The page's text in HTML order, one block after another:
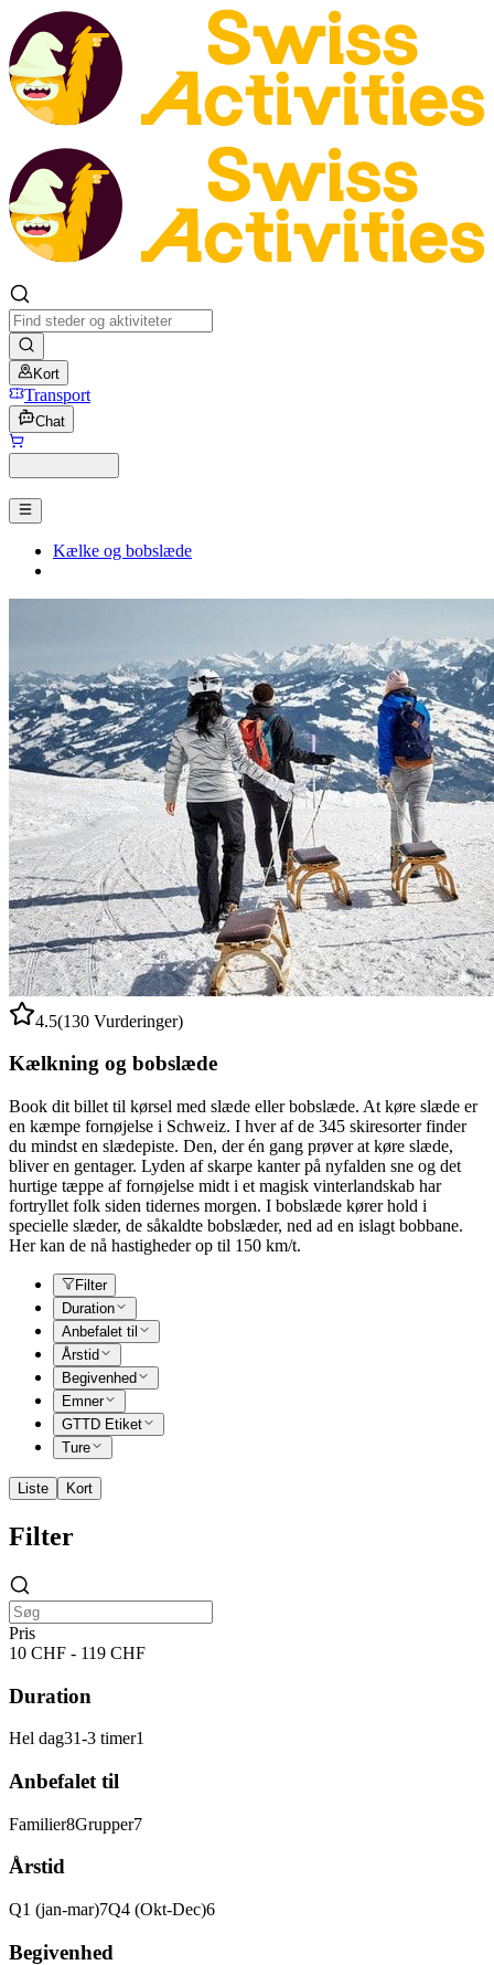
Kort
Transport
Chat
Kælke og bobslæde
4.5(130 Vurderinger)
Kælkning og bobslæde
Book dit billet til kørsel med slæde eller bobslæde. At køre slæde er
en kæmpe fornøjelse i Schweiz. I hver af de 345 skiresorter finder
du mindst en slædepiste. Den, der én gang prøver at køre slæde,
bliver en gentager. Lyden af skarpe kanter på nyfalden sne og det
hurtige tæppe af fornøjelse midt i et magisk vinterlandskab har
fortryllet folk siden tidernes morgen. I bobslæde kører hold i
specielle slæder, de såkaldte bobslæder, ned ad en islagt bobbane.
Her kan de nå hastigheder op til 150 km/t.
Filter
Duration
Anbefalet til
Årstid
Begivenhed
Emner
GTTD Etiket
Ture
Liste Kort
Filter
Pris
10 CHF - 119 CHF
Duration
Hel dag31-3 timer1
Anbefalet til
Familier8Grupper7
Årstid
Q1 (jan-mar)7Q4 (Okt-Dec)6
Begivenhed